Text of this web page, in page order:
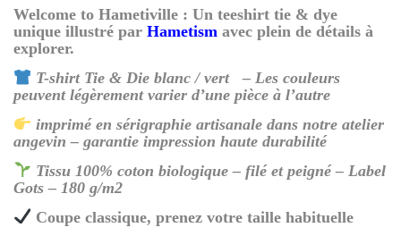
Welcome to Hametiville : Un teeshirt tie & dye
unique illustré par Hametism avec plein de détails à
explorer.
T-shirt Tie & Die blanc / vert – Les couleurs
peuvent légèrement varier d’une pièce à l’autre
imprimé en sérigraphie artisanale dans notre atelier
angevin – garantie impression haute durabilité
Tissu 100% coton biologique – filé et peigné – Label
Gots – 180 g/m2
Coupe classique, prenez votre taille habituelle